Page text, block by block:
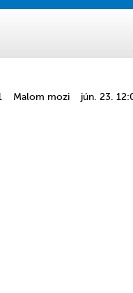
Malom mozi jún. 23.